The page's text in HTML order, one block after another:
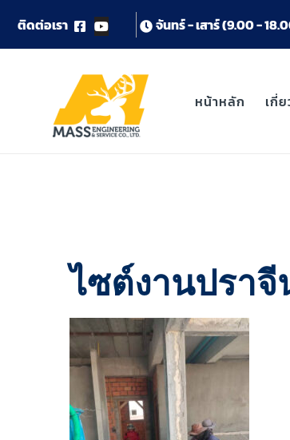
ตดตอเรา จนทร-เสาร(9.00-18.0
หน้าหลัก เกี่
ไซต์งานปรา